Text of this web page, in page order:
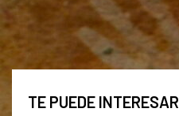
TE PUEDE INTERESAR